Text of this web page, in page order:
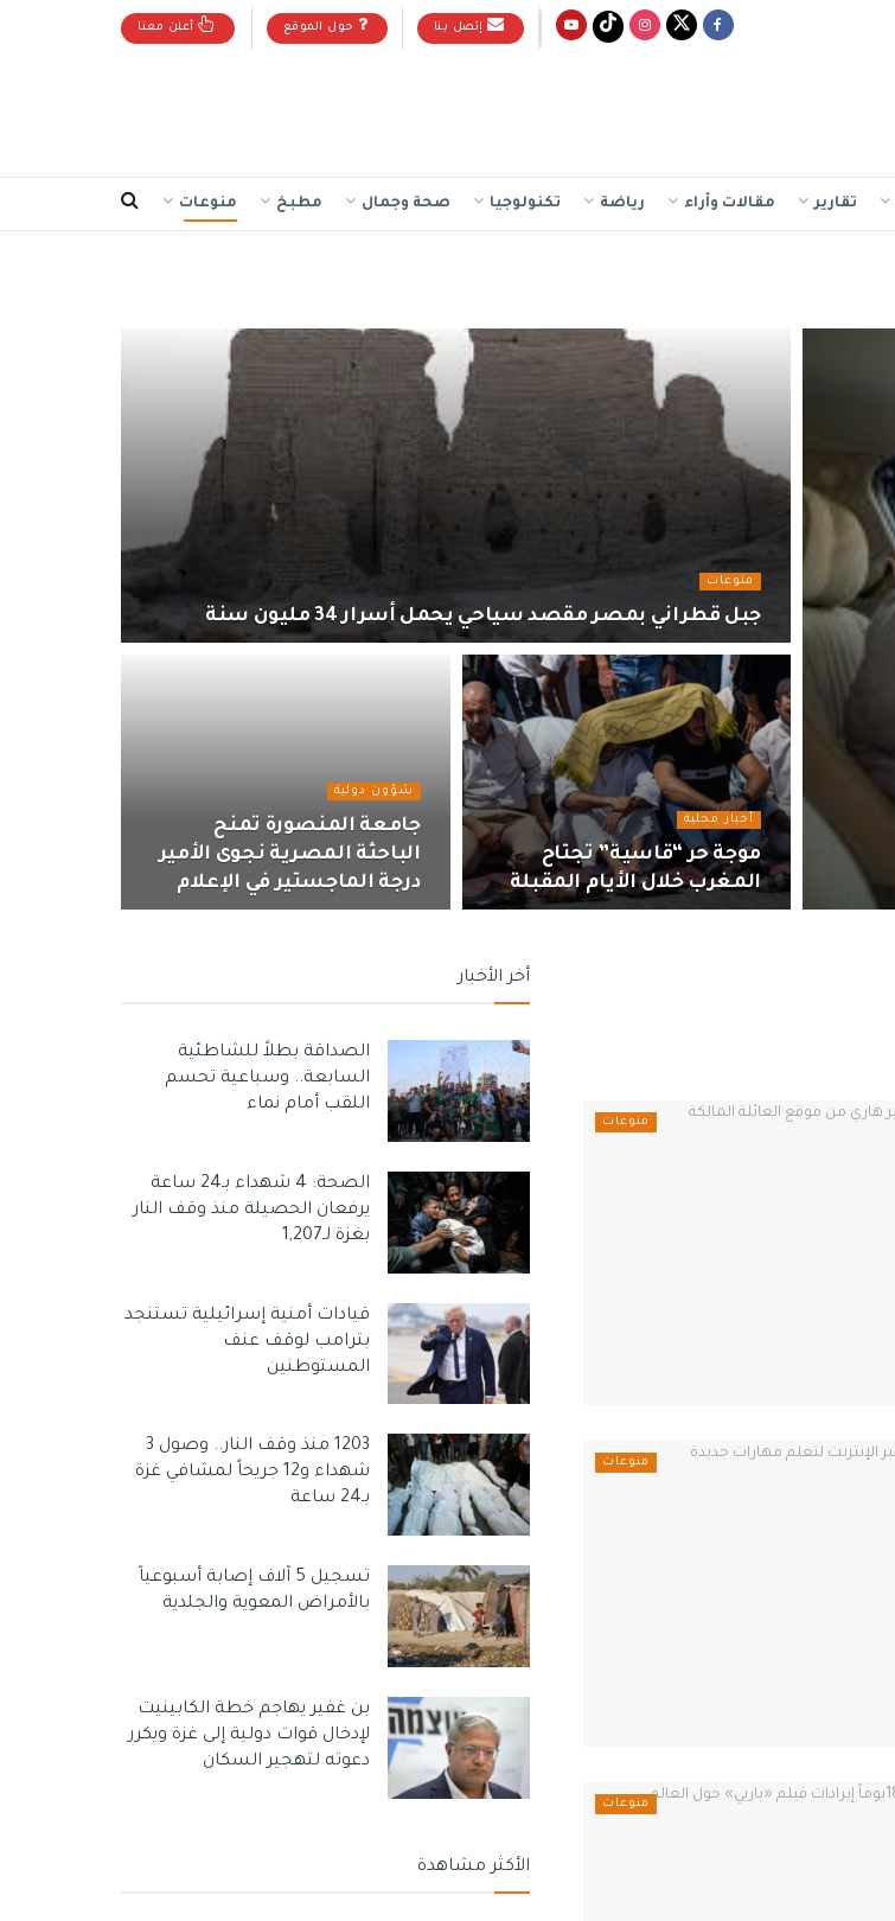
إتصل بنا حول الموقع أعلن معنا
تقارير مقالات وأراء رياضة تكنولوجيا صحة وجمال مطبخ منوعات
منوعات
جبل قطراني بمصر مقصد سياحي يحمل أسرار 34 مليون سنة
أخبار محلية
موجة حر “قاسية” تجتاح
المغرب خلال الأيام المقبلة
شؤون دولية
جامعة المنصورة تمنح
الباحثة المصرية نجوى الأمير
درجة الماجستير في الإعلام
منوعات
منوعات
منوعات
أخر الأخبار
الصداقة بطلاً للشاطئية
السابعة.. وسباعية تحسم
اللقب أمام نماء
الصحة: 4 شهداء بـ24 ساعة
يرفعان الحصيلة منذ وقف النار
بغزة لـ1,207
قيادات أمنية إسرائيلية تستنجد
بترامب لوقف عنف
المستوطنين
1203 منذ وقف النار.. وصول 3
شهداء و12 جريحاً لمشافي غزة
بـ24 ساعة
تسجيل 5 آلاف إصابة أسبوعياً
بالأمراض المعوية والجلدية
بن غفير يهاجم خطة الكابينيت
لإدخال قوات دولية إلى غزة ويكرر
دعوته لتهجير السكان
الأكثر مشاهدة